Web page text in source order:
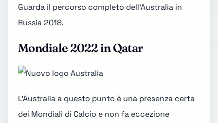
Guarda il percorso completo dell'Australia in
Russia 2018.
Mondiale 2022 in Qatar
L'Australia a questo punto è una presenza certa
dei Mondiali di Calcio e non fa eccezione